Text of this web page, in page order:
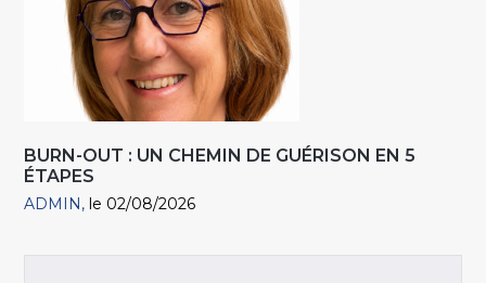
BURN-OUT : UN CHEMIN DE GUÉRISON EN 5
ÉTAPES
ADMIN le 02/08/2026